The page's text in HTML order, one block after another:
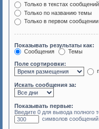
Только в текстах сообщений
Только по названию темы
Только в первом
Показывать результаты как:
Сообщения
Темы
Поле сортировки:
Искать сообщения за:
Показывать первые:
Введите 0 для вывода полного
символов сообщений